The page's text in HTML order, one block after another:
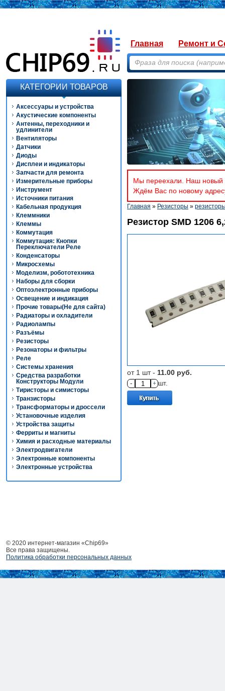
Главная Ремонт и
КАТЕГОРИИ ТОВАРОВ
Аксессуары и устройства
Акустические компоненты
Антенны, переходники и
удлинители
Вентиляторы
Датчики
Диоды
Дисплеи и индикаторы
Запчасти для ремонта
Измерительные приборы
Инструмент
Источники питания
Кабельная продукция
Клеммники
Клеммы
Коммутация
Коммутация: Кнопки
Переключатели Реле
Конденсаторы
Микросхемы
Моделизм, робототехника
Наборы для сборки
Оптоэлектронные приборы
Освещение и индикация
Прочие товары(Не для сайта)
Радиаторы и охладители
Радиолампы
Разъёмы
Резисторы
Резонаторы и фильтры
Реле
Системы хранения
Средства разработки
Конструкторы Модули
Тиристоры и симисторы
Транзисторы
Трансформаторы и дроссели
Установочные изделия
Устройства защиты
Ферриты и магниты
Химия и расходные материалы
Электродвигатели
Электронные компоненты
Электронные устройства
Мы переехали. Наш новый
Ждём Вас по новому
Главная » Резисторы »
Резистор SMD 1206
от 1 шт - 11.00 руб.
- + шт.
© 2020 интернет-магазин «Chip69»
Все права защищены.
Политика обработки персональных данных